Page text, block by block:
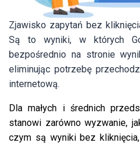
Zjawisko zapytań bez
Są to wyniki, w których
bezpośrednio na stronie
eliminując potrzebę
internetową.
Dla małych i średnich
stanowi zarówno wyzwanie,
czym są wyniki bez